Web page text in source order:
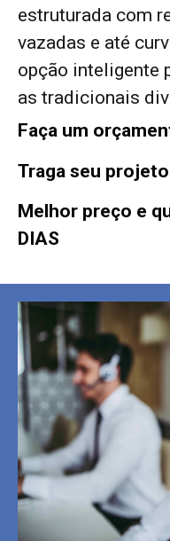
estruturada com
vazadas e até
opção inteligente
as tradicionais
Faça um
Traga seu
Melhor preço e
DIAS